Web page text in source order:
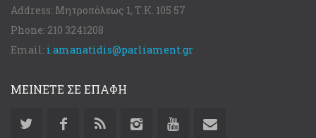
Address: Μητροπόλεως 1, Τ.Κ. 105 57
Phone: 210 3241208
Email: i.amanatidis@parliament.gr
ΜΕΙΝΕΤΕ ΣΕ ΕΠΑΦΗ